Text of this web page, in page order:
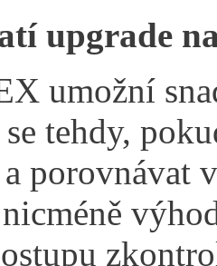
upgrade
umožní
tehdy,
a